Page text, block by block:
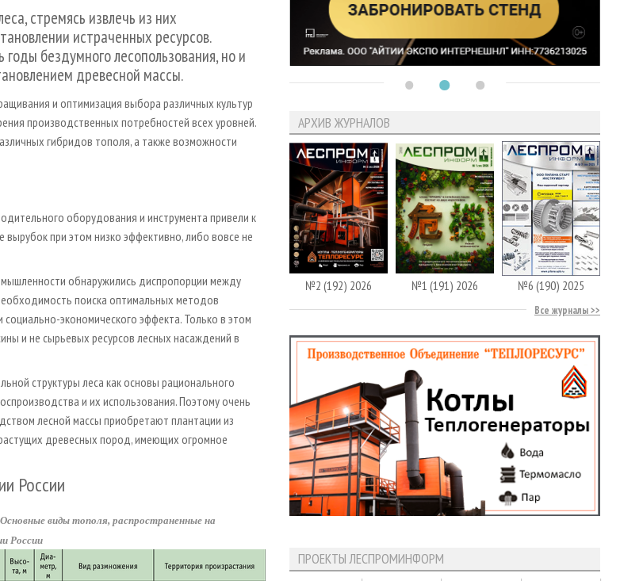
стремясь извлечь из них
истраченных ресурсов.
бездумного лесопользования, но и
древесной массы.
и оптимизация выбора различных культур
производственных потребностей всех уровней.
гибридов тополя, а также возможности
оборудования и инструмента привели к
при этом низко эффективно, либо вовсе не
обнаружились диспропорции между
поиска оптимальных методов
экономического эффекта. Только в этом
и не сырьевых ресурсов лесных насаждений в
структуры леса как основы рационального
и их использования. Поэтому очень
лесной массы приобретают плантации из
древесных пород, имеющих огромное
России
виды тополя, распространенные на
России
АРХИВ ЖУРНАЛОВ
№2 (192) 2026 №1 (191) 2026 №6 (190) 2025
Все журналы
ПРОЕКТЫ ЛЕСПРОМИНФОРМ